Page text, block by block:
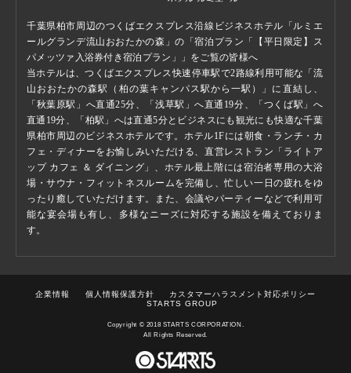
千葉県柏市周辺のつくばエクスプレス沿線ビジネスホテル「ルミエ
ールグランデ流山おおたかの森」の「宿泊プラン「【平日限定】ス
パメッツァ入浴券付き宿泊プラン」」をご覧の皆様へ
当ホテルは、つくばエクスプレス快速停車駅で2路線利用可能な「流
山おおたかの森駅（柏の葉キャンパス駅から一駅）」に直結し、
「秋葉原駅」へ直通25分、「浅草駅」へ直通19分、「つくば駅」へ
直通19分、「柏駅」へは直通5分とビジネスにも観光にも快適な千葉
県柏市周辺のビジネスホテルです。ホテル1Fには朝食・ランチ・カ
フェ・ディナーをお愉しみいただける、直営レストラン「ライトア
ップ カフェ ＆ ダイニング」、ホテル最上階には宿泊者専用の大浴
場・サウナ・フィットネスルームを完備し、忙しい一日の疲れをゆ
ったり癒していただけます。また、会議やパーティーなどで利用可
能な宴会場も有し、多様なニーズに対応する施設を備えておりま
す。
企業情報 個人情報保護方針
カスタマーハラスメント対応ポリシー
STARTS GROUP
Copyright © 2018 STARTS CORPORATION.
All Rights Reserved.